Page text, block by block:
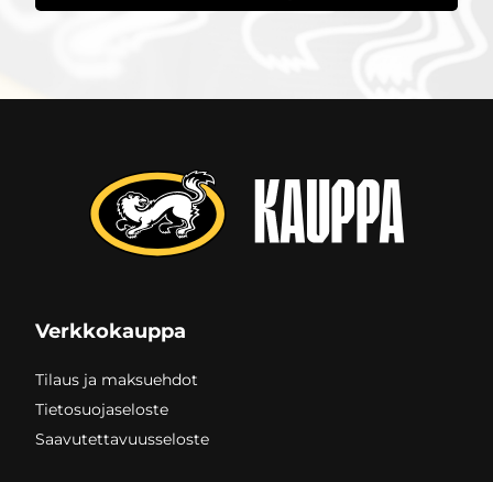
Verkkokauppa
Tilaus ja maksuehdot
Tietosuojaseloste
Saavutettavuusseloste